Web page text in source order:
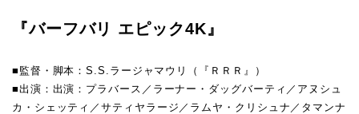
『バーフバリ エピック4K』
■監督・脚本：S.S.ラージャマウリ（『ＲＲＲ』）
■出演：出演：プラバース／ラーナー・ダッグバーティ／アヌシュ
カ・シェッティ／サティヤラージ／ラムヤ・クリシュナ／タマンナ